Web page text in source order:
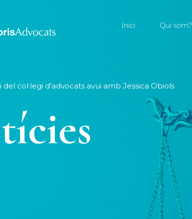
Inici Qui som?
del col·legi d’advocats avui amb Jessica Obiols